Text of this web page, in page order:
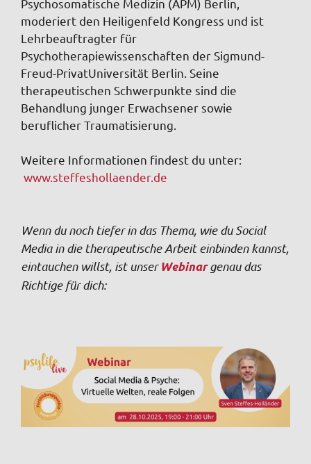
moderiert den Heiligenfeld Kongress und ist
Lehrbeauftragter für
Psychotherapiewissenschaften der Sigmund-
Freud-PrivatUniversität Berlin. Seine
therapeutischen Schwerpunkte sind die
Behandlung junger Erwachsener sowie
beruflicher Traumatisierung.
Weitere Informationen findest du unter:
www.steffeshollaender.de
Wenn du noch tiefer in das Thema, wie du Social
Media in die therapeutische Arbeit einbinden kannst,
eintauchen willst, ist unserWebinargenau das
Richtige für dich: